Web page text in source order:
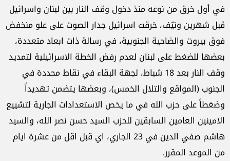
في أول خرق من نوعه منذ دخول وقف النار بين لبنان واسرائيل
قبل شهرين ونيّف، خرقت اسرائيل جدار الصوت على علو منخفض
فوق بيروت والضاحية الجنوبية، في رسالة ذات ابعاد متعددة،
بعضها للضغط على لبنان لعدم رفض الخطة الاسرائيلية لتمديد
وقف النار بعد 18 شباط، لجهة البقاء في نقاط محددة في
الجنوب (المواقع والتلال الخمس)، وبعضها يتضمن تهديداً
وضغطاً على حزب الله في ما يخص الاستعدادات الجارية لتشييع
الامينين العامين السابقين للحزب السيد حسن نصر الله، والسيد
هاشم صفي الدين في 23 الجاري، اي قبل اقل من عشرة ايام
من الموعد المقرر.